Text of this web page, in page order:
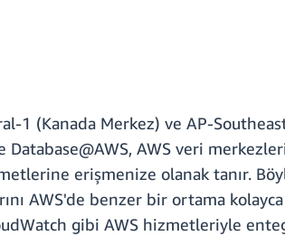
1 (Kanada Merkez) ve AP-
Database@AWS, AWS veri
erişmenize olanak tanır.
AWS'de benzer bir ortama
gibi AWS hizmetleriyle